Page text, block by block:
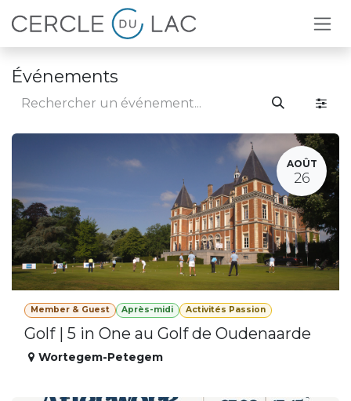
Se rendre au contenu
Événements
AOÛT
26
Member & Guest Après-midi Activités Passion
Golf | 5 in One au Golf de Oudenaarde
Wortegem-Petegem